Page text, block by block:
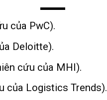
của PwC).
Deloitte).
cứu của MHI).
của Logistics Trends).